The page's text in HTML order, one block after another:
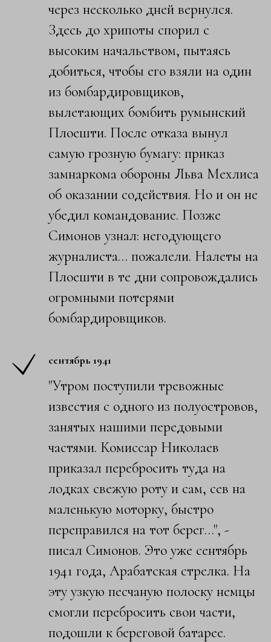
через несколько дней вернулся.
Здесь до хрипоты спорил с
высоким начальством, пытаясь
добиться, чтобы его взяли на один
из бомбардировщиков,
вылетающих бомбить румынский
Плоешти. После отказа вынул
самую грозную бумагу: приказ
замнаркома обороны Льва Мехлиса
об оказании содействия. Но и он не
убедил командование. Позже
Симонов узнал: негодующего
журналиста… пожалели. Налеты на
Плоешти в те дни сопровождались
огромными потерями
бомбардировщиков.
сентябрь 1941
"Утром поступили тревожные
известия с одного из полуостровов,
занятых нашими передовыми
частями. Комиссар Николаев
приказал перебросить туда на
лодках свежую роту и сам, сев на
маленькую моторку, быстро
переправился на тот берег…", -
писал Симонов. Это уже сентябрь
1941 года, Арабатская стрелка. На
эту узкую песчаную полоску немцы
смогли перебросить свои части,
подошли к береговой батарее.